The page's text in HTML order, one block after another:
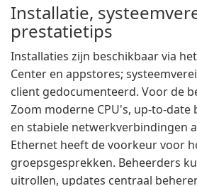
Installatie,
prestatietips
Installaties zijn beschikbaar via
Center en appstores;
client gedocumenteerd. Voor de
Zoom moderne CPU's, up-to-date
en stabiele netwerkverbindingen
Ethernet heeft de voorkeur voor
groepsgesprekken. Beheerders
uitrollen, updates centraal